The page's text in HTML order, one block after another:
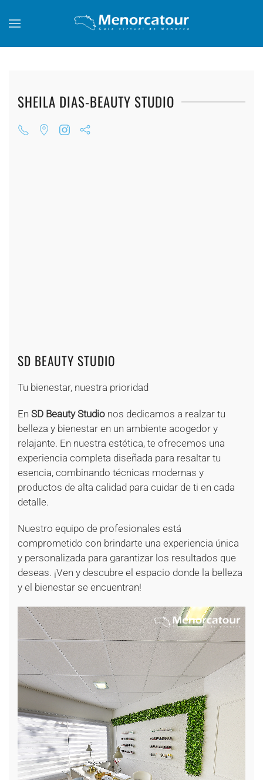
Skip to main content
SHEILA DIAS-BEAUTY STUDIO
SD BEAUTY STUDIO
Tu bienestar, nuestra prioridad
En SD Beauty Studio nos dedicamos a realzar tu
belleza y bienestar en un ambiente acogedor y
relajante. En nuestra estética, te ofrecemos una
experiencia completa diseñada para resaltar tu
esencia, combinando técnicas modernas y
productos de alta calidad para cuidar de ti en cada
detalle.
Nuestro equipo de profesionales está
comprometido con brindarte una experiencia única
y personalizada para garantizar los resultados que
deseas. ¡Ven y descubre el espacio donde la belleza
y el bienestar se encuentran!